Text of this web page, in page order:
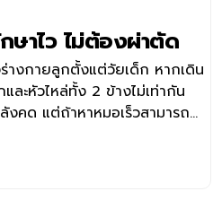
าไว ไม่ต้องผ่าตัด
างกายลูกตั้งแต่วัยเด็ก หากเดิน
ละหัวไหล่ทั้ง 2 ข้างไม่เท่ากัน
งคด แต่ถ้าหาหมอเร็วสามารถ